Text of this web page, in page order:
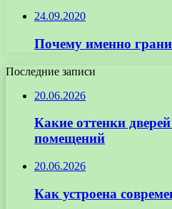
24.09.2020
Почему именно
Последние записи
20.06.2026
Какие оттенки
помещений
20.06.2026
Как устроена